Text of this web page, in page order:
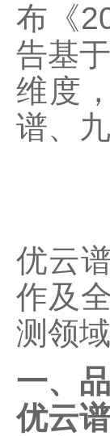
布《
告基
维度
谱、
优云
作及
测领
一、
优云谱